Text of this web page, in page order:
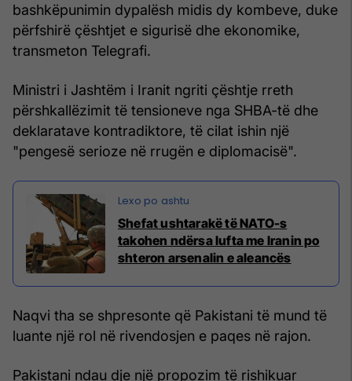
bashkëpunimin dypalësh midis dy kombeve, duke
përfshirë çështjet e sigurisë dhe ekonomike,
transmeton Telegrafi.
Ministri i Jashtëm i Iranit ngriti çështje rreth
përshkallëzimit të tensioneve nga SHBA-të dhe
deklaratave kontradiktore, të cilat ishin një
"pengesë serioze në rrugën e diplomacisë".
Shefat ushtarakë të NATO-s
takohen ndërsa lufta me Iranin po
shteron arsenalin e aleancës
Naqvi tha se shpresonte që Pakistani të mund të
luante një rol në rivendosjen e paqes në rajon.
Pakistani ndau dje një propozim të rishikuar